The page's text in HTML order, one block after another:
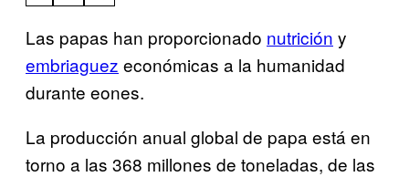
Las papas han proporcionado nutrición y
embriaguez económicas a la humanidad
durante eones.
La producción anual global de papa está en
torno a las 368 millones de toneladas, de las